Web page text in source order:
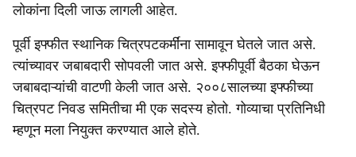
लोकांना दिली जाऊ लागली आहेत.
पूर्वी इफ्फीत स्थानिक चित्रपटकर्मींना सामावून घेतले जात असे.
त्यांच्यावर जबाबदारी सोपवली जात असे. इफ्फीपूर्वी बैठका घेऊन
जबाबदाऱ्यांची वाटणी केली जात असे. २००८सालच्या इफ्फीच्या
चित्रपट निवड समितीचा मी एक सदस्य होतो. गोव्याचा प्रतिनिधी
म्हणून मला नियुक्त करण्यात आले होते.